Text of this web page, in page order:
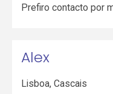
Prefiro contacto por
Alex
Lisboa,Cascais